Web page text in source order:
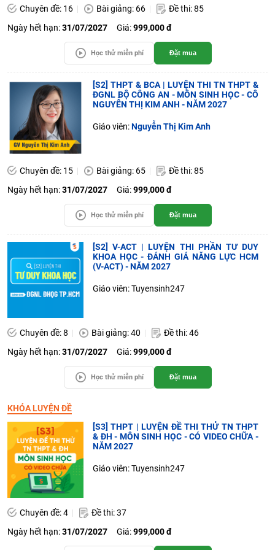
Chuyên đề: 16 Bài giảng: 66
Đề thi: 85
Ngày hết hạn:31/07/2027 Giá:999,000 đ
Học thử miễn phí Đặt mua
[S2] THPT & BCA | LUYỆN THI TN THPT &
ĐGNL BỘ CÔNG AN - MÔN SINH HỌC - CÔ
NGUYỄN THỊ KIM ANH - NĂM 2027
Giáo viên:Nguyễn Thị Kim Anh
Chuyên đề: 15 Bài giảng: 65
Đề thi: 85
Ngày hết hạn:31/07/2027 Giá:999,000 đ
Học thử miễn phí Đặt mua
[S2] V-ACT | LUYỆN THI PHẦN TƯ DUY
KHOA HỌC - ĐÁNH GIÁ NĂNG LỰC HCM
(V-ACT) - NĂM 2027
Giáo viên: Tuyensinh247
Chuyên đề: 8 Bài giảng: 40
Đề thi: 46
Ngày hết hạn:31/07/2027 Giá:999,000 đ
Học thử miễn phí Đặt mua
KHÓA LUYỆN ĐỀ
[S3] THPT | LUYỆN ĐỀ THI THỬ TN THPT
& ĐH - MÔN SINH HỌC - CÓ VIDEO CHỮA -
NĂM 2027
Giáo viên: Tuyensinh247
Chuyên đề: 4
Đề thi: 37
Ngày hết hạn:31/07/2027 Giá:999,000 đ